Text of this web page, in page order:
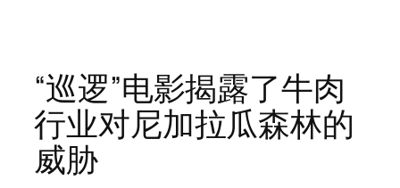
“巡逻”电影揭露了牛肉
行业对尼加拉瓜森林的
威胁